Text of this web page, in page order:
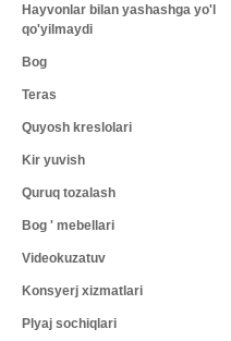
Hayvonlar bilan yashashga yo'l
qo'yilmaydi
Bog
Teras
Quyosh kreslolari
Kir yuvish
Quruq tozalash
Bog ' mebellari
Videokuzatuv
Konsyerj xizmatlari
Plyaj sochiqlari